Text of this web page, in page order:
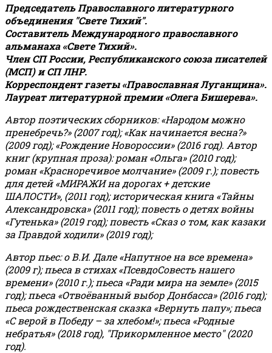
Председатель Православного литературного
объединения "Свете Тихий".
Составитель Международного православного
альманаха «Свете Тихий».
Член СП России, Республиканского союза писателей
(МСП) и СП ЛНР.
Корреспондент газеты «Православная Луганщина».
Лауреат литературной премии «Олега Бишерева».
Автор поэтических сборников: «Народом можно
пренебречь?» (2007 год); «Как начинается весна?»
(2009 год); «Рождение Новороссии» (2016 год). Автор
книг (крупная проза): роман «Ольга» (2010 год);
роман «Красноречивое молчание» (2009 г.); повесть
для детей «МИРАЖИ на дорогах + детские
ШАЛОСТИ», (2011 год); историческая книга «Тайны
Александровска» (2011 год); повесть о детях войны
«Гутенька» (2019 год); повесть «Сказ о том, как казаки
за Правдой ходили» (2019 год);
Автор пьес: о В.И. Дале «Напутное на все времена»
(2009 г); пьеса в стихах «ПсевдоСовесть нашего
времени» (2010 г.); пьеса «Ради мира на земле» (2015
год); пьеса «Отвоёванный выбор Донбасса» (2016 год);
пьеса рождественская сказка «Вернуть папу»; пьеса
«С верой в Победу – за хлебом!»;пьеса «Родные
небратья» (2018 год), "Прикормленное место" (2020
год).